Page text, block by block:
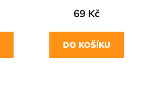
69 Kč
DO KOŠÍKU